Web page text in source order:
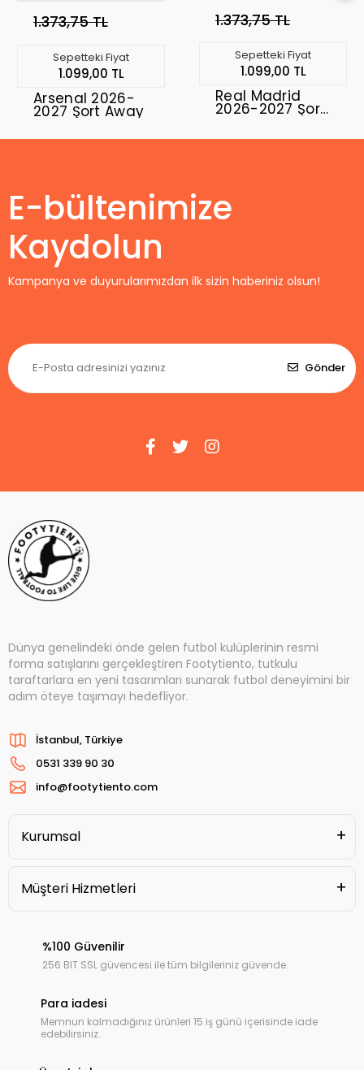
1.373,75 TL
Sepetteki Fiyat
1.099,00 TL
Arsenal 2026-
2027 Şort Away
1.373,75 TL
Sepetteki Fiyat
1.099,00 TL
Real Madrid
2026-2027 Şort
E-bültenimize
Kaydolun
Kampanya ve duyurularımızdan ilk sizin haberiniz olsun!
Gönder
Dünya genelindeki önde gelen futbol kulüplerinin resmi
forma satışlarını gerçekleştiren Footytiento, tutkulu
taraftarlara en yeni tasarımları sunarak futbol deneyimini bir
adım öteye taşımayı hedefliyor.
İstanbul, Türkiye
0531 339 90 30
info@footytiento.com
Kurumsal
Müşteri Hizmetleri
%100 Güvenilir
256 BIT SSL güvencesi ile tüm bilgileriniz güvende.
Para iadesi
Memnun kalmadığınız ürünleri 15 iş günü içerisinde iade
edebilirsiniz.